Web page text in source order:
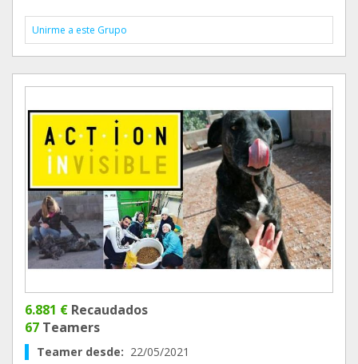
Unirme a este Grupo
6.881 € Recaudados
67 Teamers
Teamer desde: 22/05/2021